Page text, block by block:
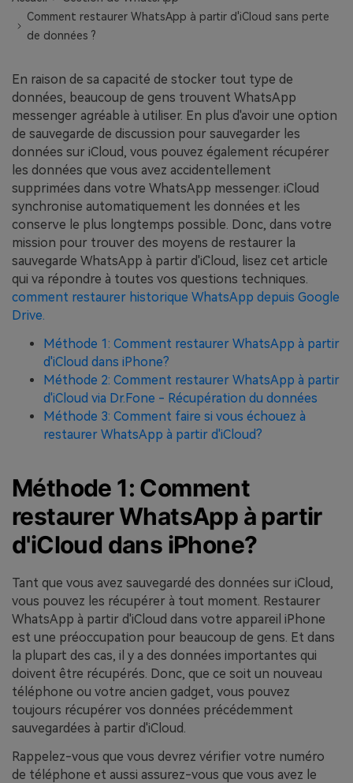
EXPLOREZ PLUS DE SUJETS
Plan Éducation
Comment restaurer WhatsApp à partir d'iCloud sans perte
de données ?
En raison de sa capacité de stocker tout type de
données, beaucoup de gens trouvent WhatsApp
messenger agréable à utiliser. En plus d'avoir une option
de sauvegarde de discussion pour sauvegarder les
données sur iCloud, vous pouvez également récupérer
les données que vous avez accidentellement
supprimées dans votre WhatsApp messenger. iCloud
synchronise automatiquement les données et les
conserve le plus longtemps possible. Donc, dans votre
mission pour trouver des moyens de restaurer la
sauvegarde WhatsApp à partir d'iCloud, lisez cet article
qui va répondre à toutes vos questions techniques.
comment restaurer historique WhatsApp depuis Google
Drive.
Méthode 1: Comment restaurer WhatsApp à partir
d'iCloud dans iPhone?
Méthode 2: Comment restaurer WhatsApp à partir
d'iCloud via Dr.Fone - Récupération du données
Méthode 3: Comment faire si vous échouez à
restaurer WhatsApp à partir d'iCloud?
Méthode 1: Comment
restaurer WhatsApp à partir
d'iCloud dans iPhone?
Tant que vous avez sauvegardé des données sur iCloud,
vous pouvez les récupérer à tout moment. Restaurer
WhatsApp à partir d'iCloud dans votre appareil iPhone
est une préoccupation pour beaucoup de gens. Et dans
la plupart des cas, il y a des données importantes qui
doivent être récupérés. Donc, que ce soit un nouveau
téléphone ou votre ancien gadget, vous pouvez
toujours récupérer vos données précédemment
sauvegardées à partir d'iCloud.
Rappelez-vous que vous devrez vérifier votre numéro
de téléphone et aussi assurez-vous que vous avez le